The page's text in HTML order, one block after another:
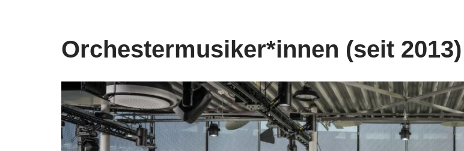
Orchestermusiker*innen (seit 2013)